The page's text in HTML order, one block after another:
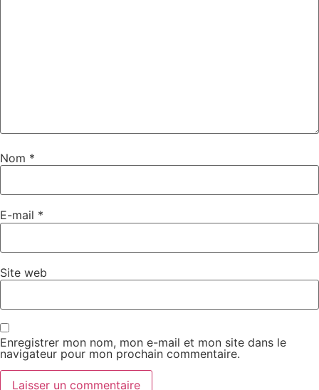
Nom *
E-mail *
Site web
Enregistrer mon nom, mon e-mail et mon site dans le
navigateur pour mon prochain commentaire.